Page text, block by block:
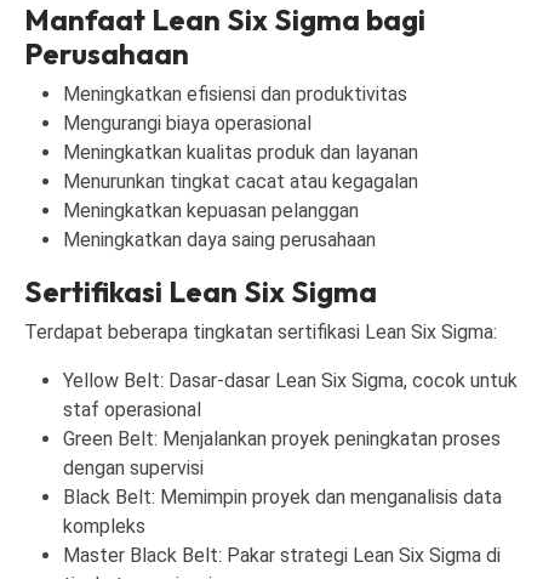
Manfaat Lean Six Sigma bagi
Perusahaan
Meningkatkan efisiensi dan produktivitas
Mengurangi biaya operasional
Meningkatkan kualitas produk dan layanan
Menurunkan tingkat cacat atau kegagalan
Meningkatkan kepuasan pelanggan
Meningkatkan daya saing perusahaan
Sertifikasi Lean Six Sigma
Terdapat beberapa tingkatan sertifikasi Lean Six Sigma:
Yellow Belt: Dasar-dasar Lean Six Sigma, cocok untuk
staf operasional
Green Belt: Menjalankan proyek peningkatan proses
dengan supervisi
Black Belt: Memimpin proyek dan menganalisis data
kompleks
Master Black Belt: Pakar strategi Lean Six Sigma di